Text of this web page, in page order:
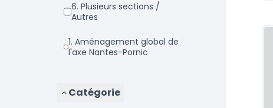
6. Plusieurs sections /
Autres
1. Aménagement global de
l'axe Nantes-Pornic
Catégorie